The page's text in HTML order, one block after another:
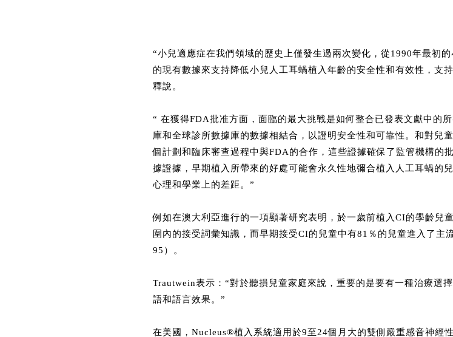
“小兒適應症在我們領域的歷史上僅發生過兩次變化，從1990年最初
的現有數據來支持降低小兒人工耳蝸植入年齡的安全性和有效性，支
釋說。
“ 在獲得FDA批准方面，面臨的最大挑戰是如何整合已發表文獻中的
庫和全球診所數據庫的數據相結合，以證明安全性和可靠性。和對兒
個計劃和臨床審查過程中與FDA的合作，這些證據確保了監管機構的
據證據，早期植入所帶來的好處可能會永久性地彌合植入人工耳蝸的
心理和學業上的差距。”
例如在澳大利亞進行的一項顯著研究表明，於一歲前植入CI的學齡兒
圍內的接受詞彙知識，而早期接受CI的兒童中有81％的兒童進入了
95）。
Trautwein表示：“對於聽損兒童家庭來說，重要的是要有一種治療選
語和語言效果。”
在美國，Nucleus®植入系統適用於9至24個月大的雙側嚴重感音神經